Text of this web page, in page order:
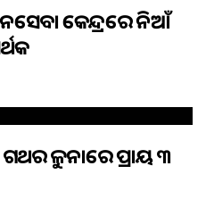
କେନ୍ଦ୍ରରେ ନିଆଁ
ତୁଳନାରେ ପ୍ରାୟ ୩